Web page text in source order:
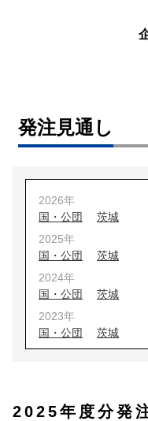
発注見通し
2026年
国・公団
茨城
2025年
国・公団
茨城
2024年
国・公団
茨城
2023年
国・公団
茨城
国・公団
茨城
埼
2025年度分発